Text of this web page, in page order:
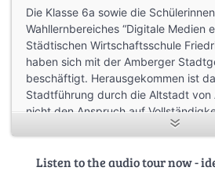
Die Klasse 6a sowie die
Wahllernbereiches “Digitale Medien
Städtischen Wirtschaftsschule
haben sich mit der Amberger
beschäftigt. Herausgekommen ist
Stadtführung durch die Altstadt von
nicht den Anspruch auf
dem einen oder anderen Besucher
manch Interessantes zur
Listen to the audio tour now -